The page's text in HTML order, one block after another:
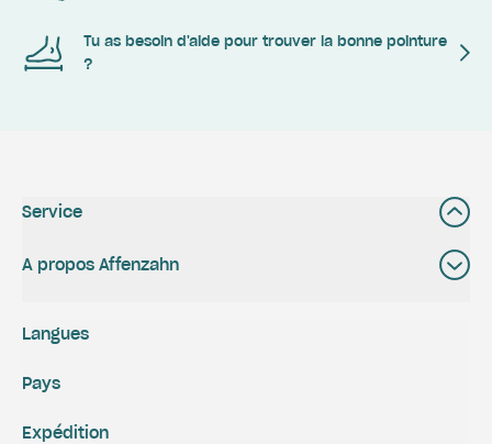
Tu as besoin d'aide pour trouver la bonne pointure
?
Service
A propos Affenzahn
Expédition
Langues
Pays